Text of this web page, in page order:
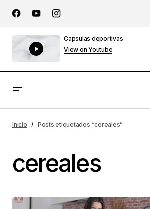
Capsulas deportivas
View on Youtube
Inicio Posts etiquetados “cereales”
cereales